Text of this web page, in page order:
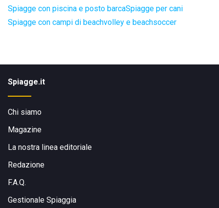
Spiagge con piscina e posto barcaSpiagge per cani
Spiagge con campi di beachvolley e beachsoccer
Spiagge.it
Chi siamo
Magazine
La nostra linea editoriale
Redazione
F.A.Q.
Gestionale Spiaggia